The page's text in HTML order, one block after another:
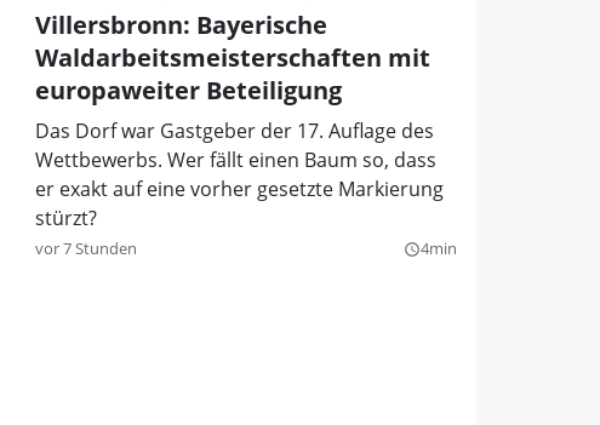
Villersbronn: Bayerische
Waldarbeitsmeisterschaften mit
europaweiter Beteiligung
Das Dorf war Gastgeber der 17. Auflage des
Wettbewerbs. Wer fällt einen Baum so, dass
er exakt auf eine vorher gesetzte Markierung
stürzt?
vor 7 Stunden query_builder4min